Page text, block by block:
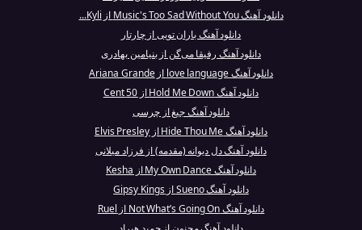
دانلود آهنگ Music's Too Sad Without You از Kyli...
دانلود آهنگ باران تویی از چارتار
دانلود آهنگ رفیقا می‌گن از بنیامین بهادری
دانلود آهنگ love language از Ariana Grande
دانلود آهنگ Hold Me Down از 50 Cent
دانلود آهنگ جیغ از چرسی
دانلود آهنگ Hide Thou Me از Elvis Presley
دانلود آهنگ دل دیوانه (مقدمه) از فرزاد میلانی
دانلود آهنگ My Own Dance از Kesha
دانلود آهنگ Sueno از Gipsy Kings
دانلود آهنگ Not What’s Going On از Ruel